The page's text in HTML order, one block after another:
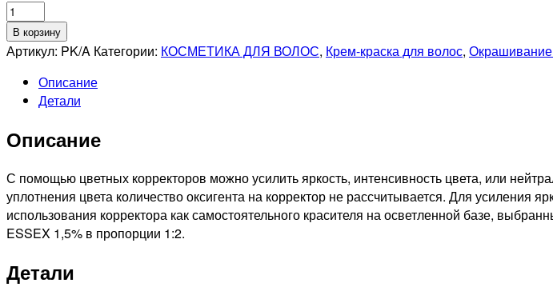
Количество
товара
ESTEL
0/00A
PRINCESS
СТОЙКАЯ
КРАСКА
ДЛЯ
ВОЛОС,
60мл
В корзину
Артикул: PK/A Категории: КОСМЕТИКА ДЛЯ ВОЛОС, Крем-краска для волос,
Описание
Детали
Описание
С помощью цветных корректоров можно усилить яркость, интенсивность цвета, или
уплотнения цвета количество оксигента на корректор не рассчитывается. Для усиления
использования корректора как самостоятельного красителя на осветленной базе,
ESSEX 1,5% в пропорции 1:2.
Детали